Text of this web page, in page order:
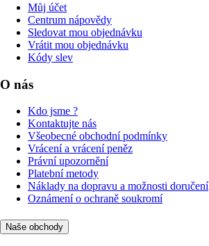
Můj účet
Centrum nápovědy
Sledovat mou objednávku
Vrátit mou objednávku
Kódy slev
O nás
Kdo jsme ?
Kontaktujte nás
Všeobecné obchodní podmínky
Vrácení a vrácení peněz
Právní upozornění
Platební metody
Náklady na dopravu a možnosti doručení
Oznámení o ochraně soukromí
Naše obchody